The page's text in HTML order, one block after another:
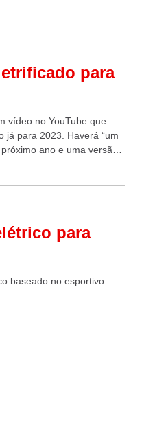
para
vídeo no YouTube que
já para 2023. Haverá “um
ano e uma versão
para
baseado no esportivo